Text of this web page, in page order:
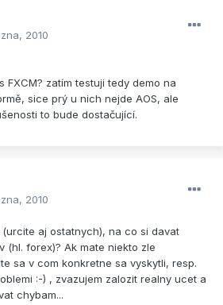
2010
FXCM? zatím testuji tedy demo na
sice prý u nich nejde AOS, ale
to bude dostačující.
2010
aj ostatnych), na co si davat
(hl. forex)? Ak mate niekto zle
sa v com konkretne sa vyskytli, resp.
:-) , zvazujem zalozit realny ucet a
chybam...